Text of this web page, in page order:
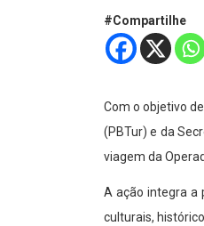
#Compartilhe
Com o objetivo
(PBTur) e da
viagem da
A ação integra a
culturais,